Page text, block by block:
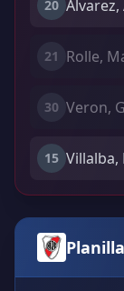
20
21 Rolle,
30 Veron,
15 Villalba,